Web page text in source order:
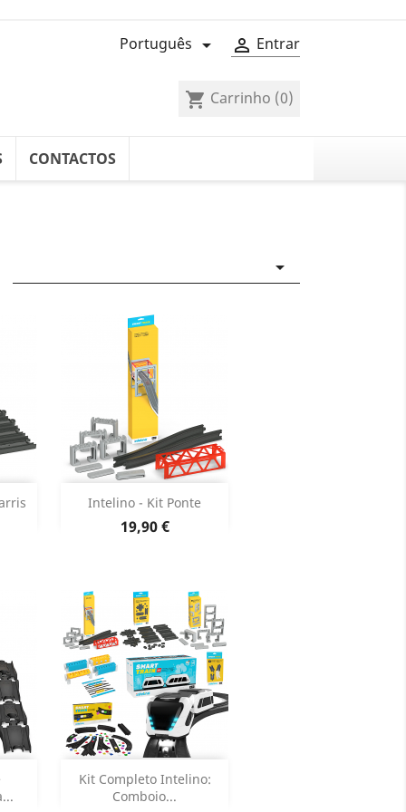
 Entrar
Português 
shopping_cart Carrinho (0)
CONTACTOS

Intelino - Kit Ponte
Preço
19,90 €
Adicionar 
Dados do produto
Kit Completo Intelino:
Comboio...
Adicionar 